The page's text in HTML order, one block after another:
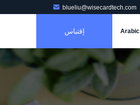
blueliu@wisecardtech.com
Arabic إقتباس